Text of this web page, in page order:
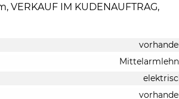
IM KUDENAUFTRAG,